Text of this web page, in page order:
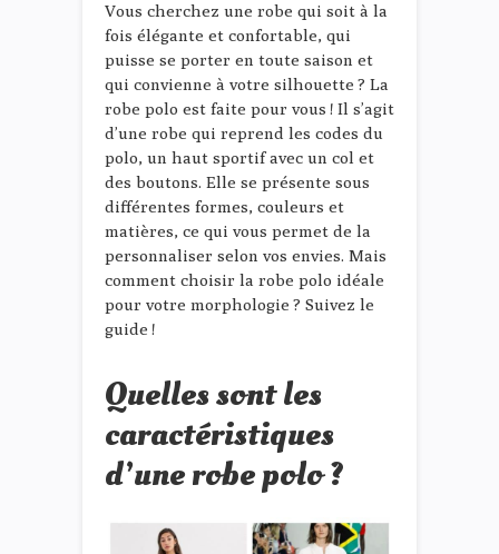
Vous cherchez une robe qui soit à la
fois élégante et confortable, qui
puisse se porter en toute saison et
qui convienne à votre silhouette ? La
robe polo est faite pour vous ! Il s’agit
d’une robe qui reprend les codes du
polo, un haut sportif avec un col et
des boutons. Elle se présente sous
différentes formes, couleurs et
matières, ce qui vous permet de la
personnaliser selon vos envies. Mais
comment choisir la robe polo idéale
pour votre morphologie ? Suivez le
guide !
Quelles sont les
caractéristiques
d’une robe polo ?